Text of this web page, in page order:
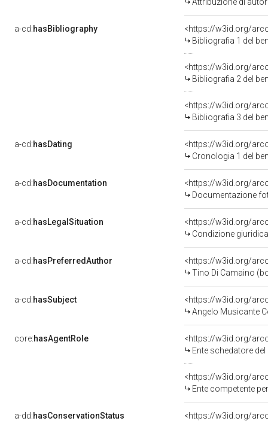
a-cd:hasBibliography
<https://w3id.org/
Bibliografia 1 del
<https://w3id.org/
Bibliografia 2 del
<https://w3id.org/
Bibliografia 3 del
a-cd:hasDating
<https://w3id.org/
Cronologia 1 del
a-cd:hasDocumentation
Documentazione
a-cd:hasLegalSituation
Condizione
a-cd:hasPreferredAuthor
<https://w3id.org/
Tino Di Camaino
a-cd:hasSubject
<https://w3id.org/
Angelo Musicante
core:hasAgentRole
<https://w3id.org/
Ente schedatore del bene
<https://w3id.org/
Ente competente per tutela del
a-dd:hasConservationStatus
<https://w3id.org/